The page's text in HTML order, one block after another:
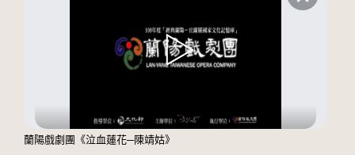
蘭陽戲劇團《泣血蓮花─陳靖姑》